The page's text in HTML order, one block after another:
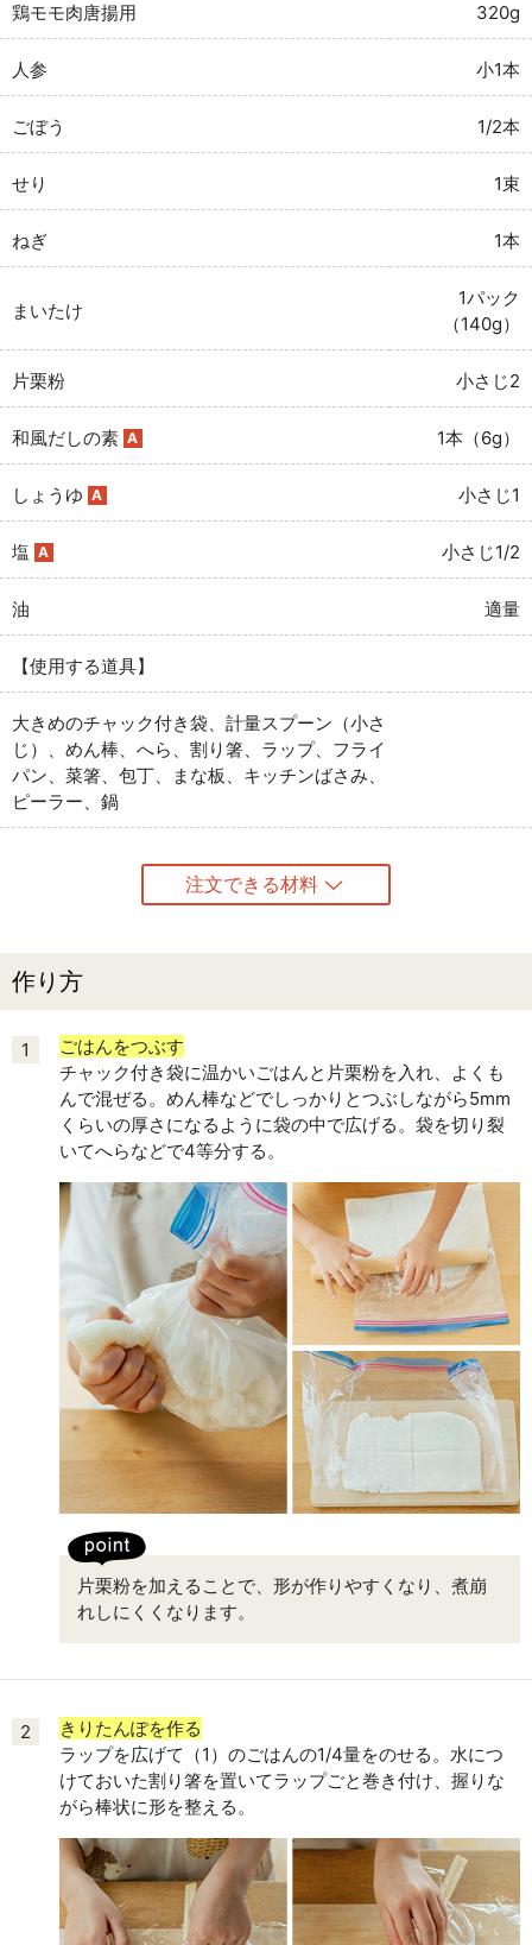
鶏モモ肉唐揚用 320g
人参 小1本
ごぼう 1/2本
せり 1束
ねぎ 1本
まいたけ
1パック
（140g）
片栗粉 小さじ2
和風だしの素 A 1本（6g）
しょうゆ A 小さじ1
塩 A 小さじ1/2
油 適量
【使用する道具】
大きめのチャック付き袋、計量スプーン（小さ
じ）、めん棒、へら、割り箸、ラップ、フライ
パン、菜箸、包丁、まな板、キッチンばさみ、
ピーラー、鍋
注文できる材料
作り方
1
ごはんをつぶす
チャック付き袋に温かいごはんと片栗粉を入れ、よくも
んで混ぜる。めん棒などでしっかりとつぶしながら5mm
くらいの厚さになるように袋の中で広げる。袋を切り裂
いてへらなどで4等分する。
片栗粉を加えることで、形が作りやすくなり、煮崩
れしにくくなります。
2
きりたんぽを作る
ラップを広げて（1）のごはんの1/4量をのせる。水につ
けておいた割り箸を置いてラップごと巻き付け、握りな
がら棒状に形を整える。